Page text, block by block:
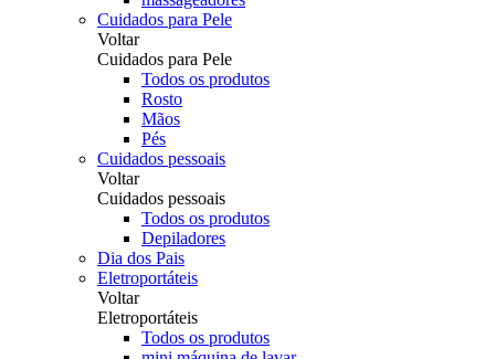
Cuidados para Pele
Voltar
Cuidados para Pele
Todos os produtos
Rosto
Mãos
Pés
Cuidados pessoais
Voltar
Cuidados pessoais
Todos os produtos
Depiladores
Dia dos Pais
Eletroportáteis
Voltar
Eletroportáteis
Todos os produtos